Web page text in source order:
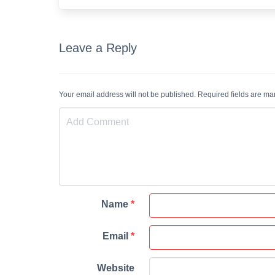
Leave a Reply
Your email address will not be published. Required fields are
Name *
Email *
Website